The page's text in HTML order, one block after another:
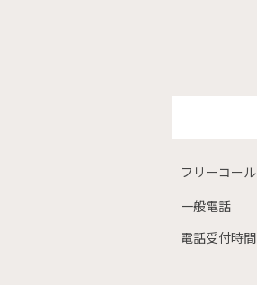
フリーコール
一般電話
電話受付時間